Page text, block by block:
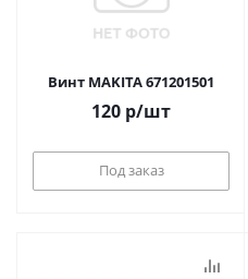
Винт MAKITA 671201501
120 р/шт
Под заказ